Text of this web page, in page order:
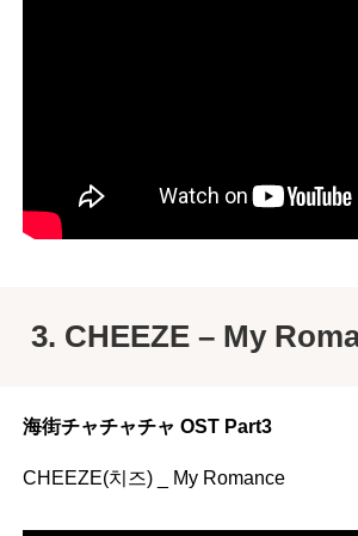
3. CHEEZE – My
海街チャチャチャ OST Part3
CHEEZE(치즈) _ My Romance